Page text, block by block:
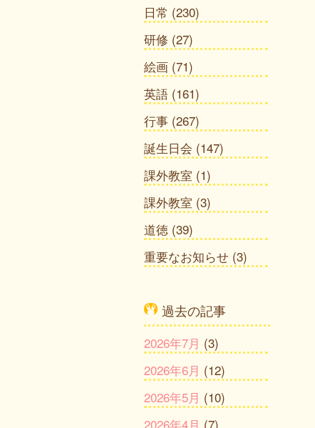
日常 (230)
研修 (27)
絵画 (71)
英語 (161)
行事 (267)
誕生日会 (147)
課外教室 (1)
課外教室 (3)
道徳 (39)
重要なお知らせ (3)
過去の記事
2026年7月 (3)
2026年6月 (12)
2026年5月 (10)
2026年4月 (7)